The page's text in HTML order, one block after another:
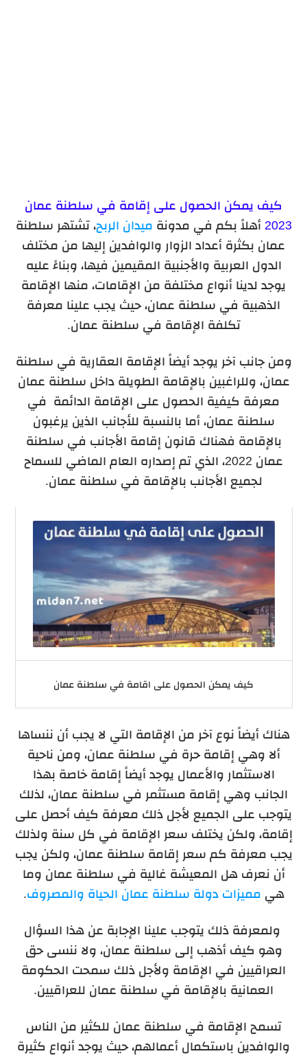
كيف يمكن الحصول على إقامة في سلطنة عمان
2023 أهلاً بكم في مدونة ميدان الربح، تشتهر سلطنة
عمان بكثرة أعداد الزوار والوافدين إليها من مختلف
الدول العربية والأجنبية المقيمين فيها، وبناءً عليه
يوجد لدينا أنواع مختلفة من الإقامات، منها الإقامة
الذهبية في سلطنة عمان، حيث يجب علينا معرفة
تكلفة الإقامة في سلطنة عمان.
ومن جانب آخر يوجد أيضاً الإقامة العقارية في سلطنة
عمان، وللراغبين بالإقامة الطويلة داخل سلطنة عمان
معرفة كيفية الحصول على الإقامة الدائمة في
سلطنة عمان، أما بالنسبة للأجانب الذين يرغبون
بالإقامة فهناك قانون إقامة الأجانب في سلطنة
عمان 2022، الذي تم إصداره العام الماضي للسماح
لجميع الأجانب بالإقامة في سلطنة عمان.
كيف يمكن الحصول على اقامة في سلطنة عمان
هناك أيضاً نوع آخر من الإقامة التي لا يجب أن ننساها
ألا وهي إقامة حرة في سلطنة عمان، ومن ناحية
الاستثمار والأعمال يوجد أيضاً إقامة خاصة بهذا
الجانب وهي إقامة مستثمر في سلطنة عمان، لذلك
يتوجب على الجميع لأجل ذلك معرفة كيف أحصل على
إقامة، ولكن يختلف سعر الإقامة في كل سنة ولذلك
يجب معرفة كم سعر إقامة سلطنة عمان، ولكن يجب
أن نعرف هل المعيشة غالية في سلطنة عمان وما
هي مميزات دولة سلطنة عمان الحياة والمصروف.
ولمعرفة ذلك يتوجب علينا الإجابة عن هذا السؤال
وهو كيف أذهب إلى سلطنة عمان، ولا ننسى حق
العراقيين في الإقامة ولأجل ذلك سمحت الحكومة
العمانية بالإقامة في سلطنة عمان للعراقيين.
تسمح الإقامة في سلطنة عمان للكثير من الناس
والوافدين باستكمال أعمالهم، حيث يوجد أنواع كثيرة